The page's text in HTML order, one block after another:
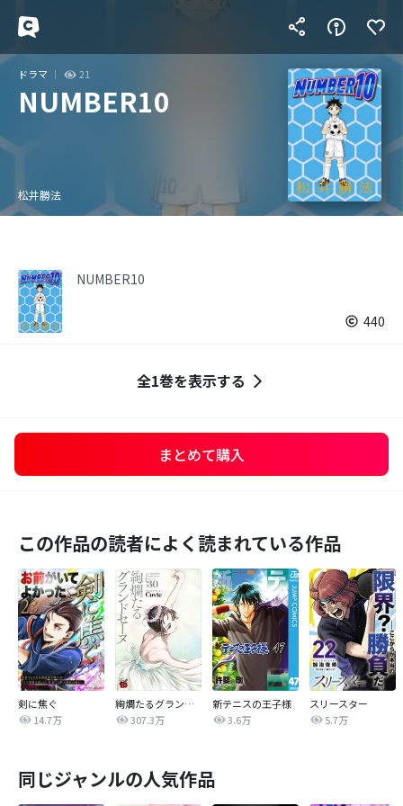
ドラマ 21
NUMBER10
松井勝法
NUMBER10
440
全1巻を表示する
まとめて購入
この作品の読者によく読まれている作品
剣に焦ぐ
14.7万
絢爛たるグランドセーヌ
307.3万
新テニスの王子様
3.6万
スリースター
5.7万
同じジャンルの人気作品